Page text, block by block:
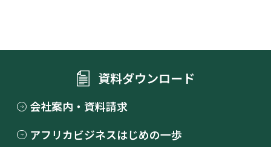
資料ダウンロード
会社案内・資料請求
アフリカビジネスはじめの一歩